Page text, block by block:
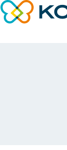
Direct naar